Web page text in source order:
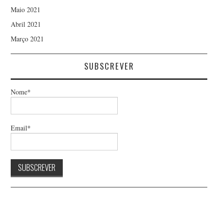
Maio 2021
Abril 2021
Março 2021
SUBSCREVER
Nome*
Email*